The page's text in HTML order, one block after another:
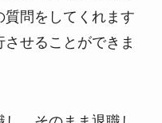
問をしてくれます
せることができま